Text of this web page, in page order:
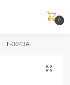
0
/ F-3043A